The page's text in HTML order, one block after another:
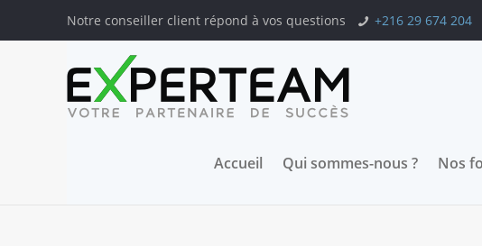
Notre conseiller client répond à vos questions +216 29 674 204
Accueil Qui sommes-nous ? Nos